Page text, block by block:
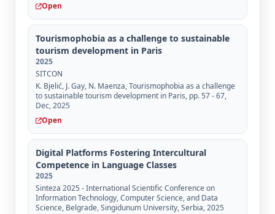
Open
Tourismophobia as a challenge to sustainable
tourism development in Paris
2025
SITCON
K. Bjelić, J. Gay, N. Maenza, Tourismophobia as a challenge
to sustainable tourism development in Paris, pp. 57 - 67,
Dec, 2025
Open
Digital Platforms Fostering Intercultural
Competence in Language Classes
2025
Sinteza 2025 - International Scientific Conference on
Information Technology, Computer Science, and Data
Science, Belgrade, Singidunum University, Serbia, 2025